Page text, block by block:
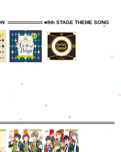
■9th STAGE THEME SONG